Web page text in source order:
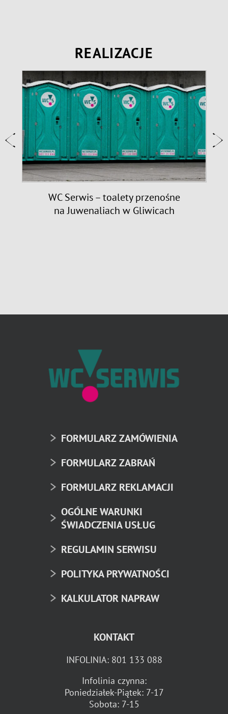
REALIZACJE
WC Serwis – toalety przenośne
na Juwenaliach w Gliwicach
FORMULARZ ZAMÓWIENIA
FORMULARZ ZABRAŃ
FORMULARZ REKLAMACJI
OGÓLNE WARUNKI
ŚWIADCZENIA USŁUG
REGULAMIN SERWISU
POLITYKA PRYWATNOŚCI
KALKULATOR NAPRAW
KONTAKT
INFOLINIA: 801 133 088
Infolinia czynna:
Poniedziałek-Piątek: 7-17
Sobota: 7-15